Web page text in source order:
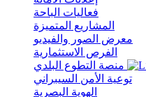
فعاليات الباحة
المشاريع المتميزة
معرض الصور والفيديو
الفرص الاستثمارية
منصة التطوع البلدي
توعية الأمن السيبراني
الهوية البصرية